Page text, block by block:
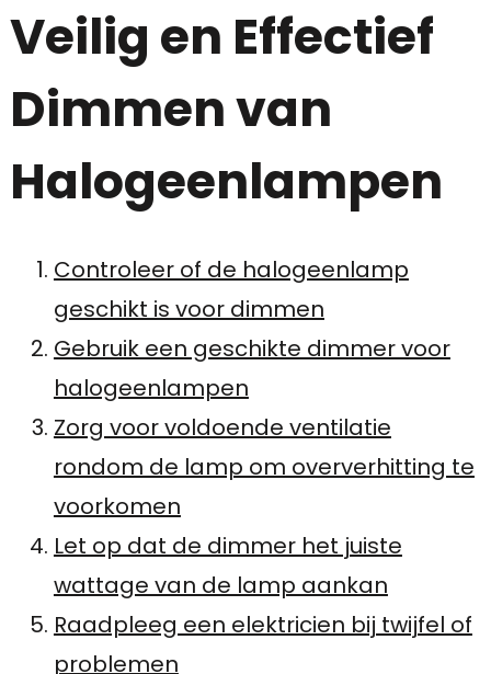
Veilig en Effectief
Dimmen van
Halogeenlampen
Controleer of de halogeenlamp
geschikt is voor dimmen
Gebruik een geschikte dimmer voor
halogeenlampen
Zorg voor voldoende ventilatie
rondom de lamp om oververhitting te
voorkomen
Let op dat de dimmer het juiste
wattage van de lamp aankan
Raadpleeg een elektricien bij twijfel of
problemen